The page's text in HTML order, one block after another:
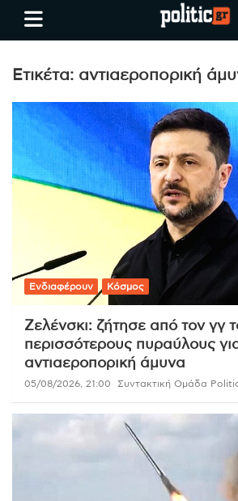
Skip
Ειδήσεις
Θεσσαλονίκη, την
όλο τον
politic.gr
Ετικέτα: αντιαεροπορική
Ενδιαφέρουν Κόσμος
Ζελένσκι: ζήτησε από τον γγ
περισσότερους πυραύλους
αντιαεροπορική άμυνα
05/08/2026, 21:00 Συντακτική Ομάδα